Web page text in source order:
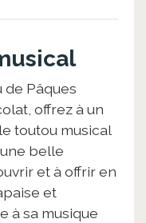
de Pâques
offrez à un
toutou musical
une belle
et à offrir en
et
à sa musique